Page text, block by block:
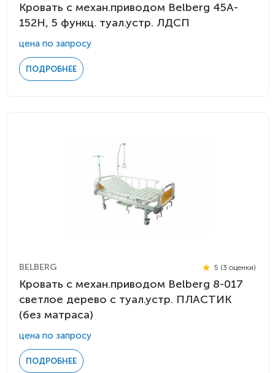
Кровать с механ.приводом Belberg 45A-
152H, 5 функц. туал.устр. ЛДСП
цена по запросу
ПОДРОБНЕЕ
BELBERG 5 (3 оценки)
Кровать с механ.приводом Belberg 8-017
светлое дерево с туал.устр. ПЛАСТИК
(без матраса)
цена по запросу
ПОДРОБНЕЕ